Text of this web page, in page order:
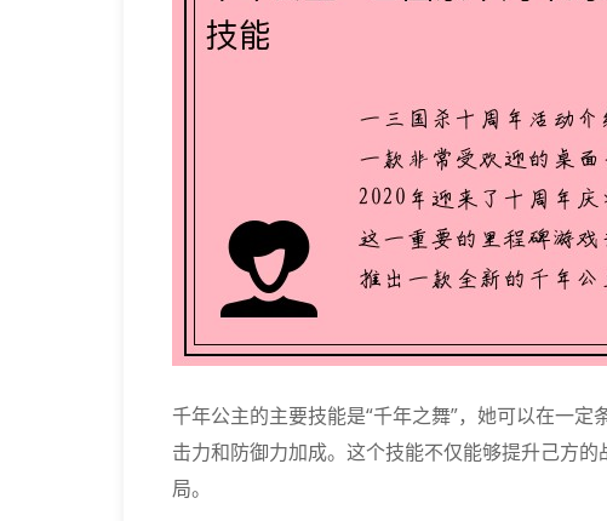
千年公主的主要技能是“千年之舞”，她可以在一
击力和防御力加成。这个技能不仅能够提升己方
局。